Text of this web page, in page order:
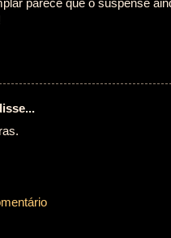
parece que o suspense